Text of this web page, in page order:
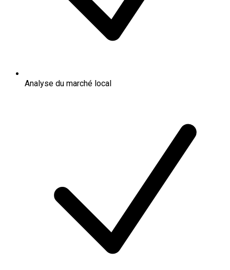
Analyse du marché local